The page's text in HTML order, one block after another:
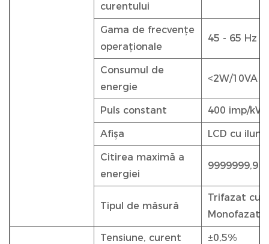
curentului
Gama de frecvențe
operaționale
45 - 65 Hz
Consumul de
energie
<2W/10VA
Puls constant 400 imp/
Afişa LCD cu
Citirea maximă a
energiei
9999999,9
Tipul de măsură
Trifazat cu
Monofazat
Tensiune, curent ±0,5%